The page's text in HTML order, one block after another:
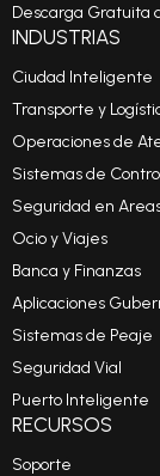
Descarga Gratuita
INDUSTRIAS
Ciudad Inteligente
Transporte y
Operaciones de
Sistemas de
Seguridad en
Ocio y Viajes
Banca y Finanzas
Aplicaciones
Sistemas de Peaje
Seguridad Vial
Puerto Inteligente
RECURSOS
Soporte